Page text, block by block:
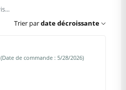
Trier pardate décroissante
(Date de commande : 5/28/2026)